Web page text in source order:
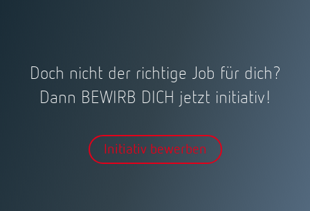
Doch nicht der richtige Job für dich?
Dann BEWIRB DICH jetzt initiativ!
Initiativ bewerben